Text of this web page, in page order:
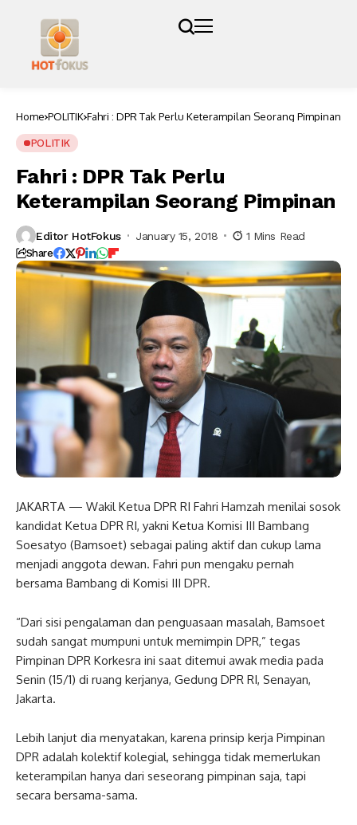
Home POLITIK Fahri : DPR Tak Perlu Keterampilan Seorang Pimpinan
POLITIK
Fahri : DPR Tak Perlu
Keterampilan Seorang Pimpinan
Editor HotFokus January 15, 2018 1 Mins Read
Share
JAKARTA — Wakil Ketua DPR RI Fahri Hamzah menilai sosok
kandidat Ketua DPR RI, yakni Ketua Komisi III Bambang
Soesatyo (Bamsoet) sebagai paling aktif dan cukup lama
menjadi anggota dewan. Fahri pun mengaku pernah
bersama Bambang di Komisi III DPR.
“Dari sisi pengalaman dan penguasaan masalah, Bamsoet
sudah sangat mumpuni untuk memimpin DPR,” tegas
Pimpinan DPR Korkesra ini saat ditemui awak media pada
Senin (15/1) di ruang kerjanya, Gedung DPR RI, Senayan,
Jakarta.
Lebih lanjut dia menyatakan, karena prinsip kerja Pimpinan
DPR adalah kolektif kolegial, sehingga tidak memerlukan
keterampilan hanya dari seseorang pimpinan saja, tapi
secara bersama-sama.